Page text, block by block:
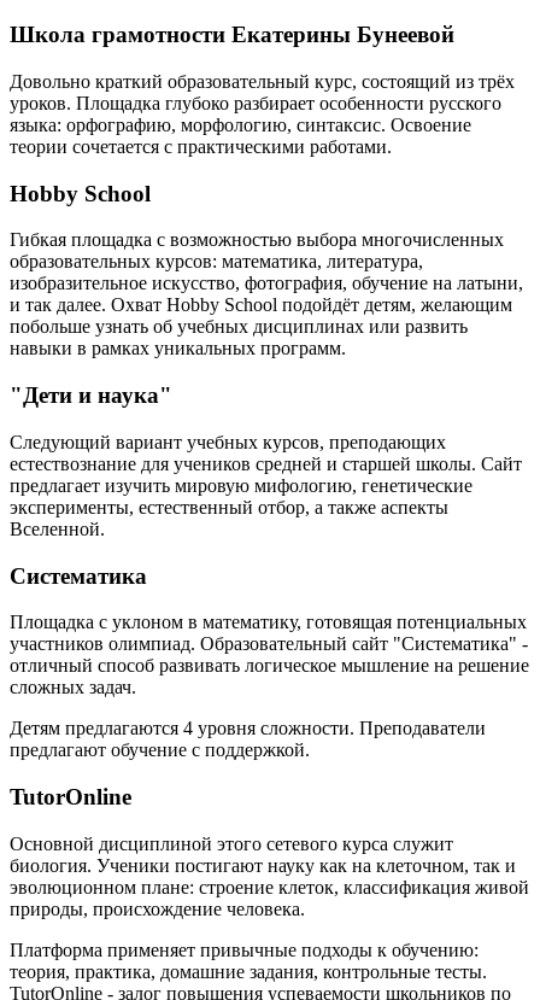
Школа грамотности Екатерины Бунеевой
Довольно краткий образовательный курс, состоящий из трёх
уроков. Площадка глубоко разбирает особенности русского
языка: орфографию, морфологию, синтаксис. Освоение
теории сочетается с практическими работами.
Hobby School
Гибкая площадка с возможностью выбора многочисленных
образовательных курсов: математика, литература,
изобразительное искусство, фотография, обучение на латыни,
и так далее. Охват Hobby School подойдёт детям, желающим
побольше узнать об учебных дисциплинах или развить
навыки в рамках уникальных программ.
"Дети и наука"
Следующий вариант учебных курсов, преподающих
естествознание для учеников средней и старшей школы. Сайт
предлагает изучить мировую мифологию, генетические
эксперименты, естественный отбор, а также аспекты
Вселенной.
Систематика
Площадка с уклоном в математику, готовящая потенциальных
участников олимпиад. Образовательный сайт "Систематика" -
отличный способ развивать логическое мышление на решение
сложных задач.
Детям предлагаются 4 уровня сложности. Преподаватели
предлагают обучение с поддержкой.
TutorOnline
Основной дисциплиной этого сетевого курса служит
биология. Ученики постигают науку как на клеточном, так и
эволюционном плане: строение клеток, классификация живой
природы, происхождение человека.
Платформа применяет привычные подходы к обучению:
теория, практика, домашние задания, контрольные тесты.
TutorOnline - залог повышения успеваемости школьников по